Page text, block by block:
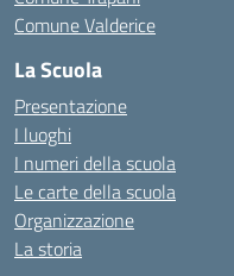
Comune Valderice
La Scuola
Presentazione
I luoghi
I numeri della scuola
Le carte della scuola
Organizzazione
La storia